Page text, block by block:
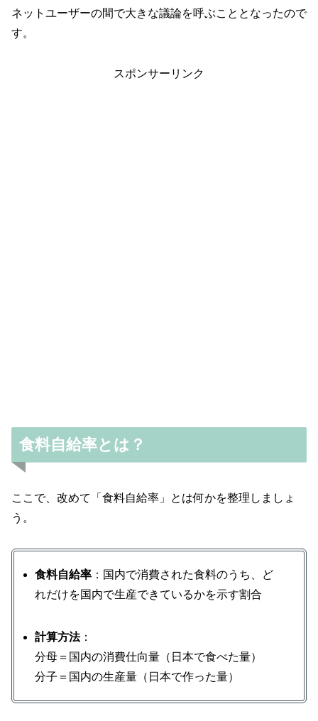
ネットユーザーの間で大きな議論を呼ぶこととなったので
す。
スポンサーリンク
食料自給率とは？
ここで、改めて「食料自給率」とは何かを整理しましょ
う。
食料自給率 ：国内で消費された食料のうち、ど
れだけを国内で生産できているかを示す割合
計算方法：
分母＝国内の消費仕向量（日本で食べた量）
分子＝国内の生産量（日本で作った量）